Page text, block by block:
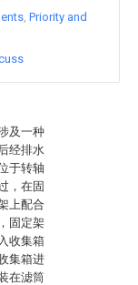
及一种
经排水
于转轴
，在固
上配合
固定架
收集箱
集箱进
在滤筒
Priority and